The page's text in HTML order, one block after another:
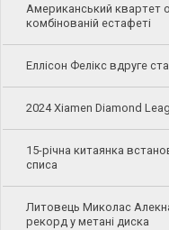
Американський квартет
комбінованій естафеті
Еллісон Фелікс вдруге
2024 Xiamen Diamond
15-річна китаянка
списа
Литовець Миколас
рекорд у метані диска